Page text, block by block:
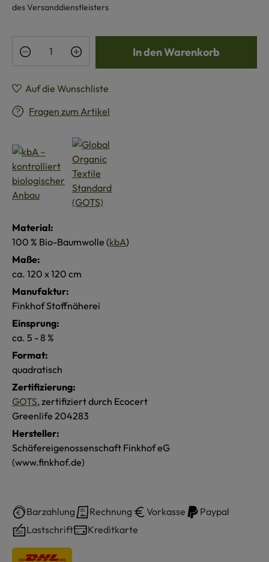
des Versanddienstleisters
Produkt Anzahl: Gib den gewünschten
In den Warenkorb
Auf die Wunschliste
Fragen zum Artikel
Material:
100 % Bio-Baumwolle (kbA)
Maße:
ca. 120 x 120 cm
Manufaktur:
Finkhof Stoffnäherei
Einsprung:
ca. 5 - 8 %
Format:
quadratisch
Zertifizierung:
GOTS, zertifiziert durch Ecocert
Greenlife 204283
Hersteller:
Schäfereigenossenschaft Finkhof eG
(www.finkhof.de)
Barzahlung Rechnung Vorkasse
Paypal
Lastschrift
Kreditkarte